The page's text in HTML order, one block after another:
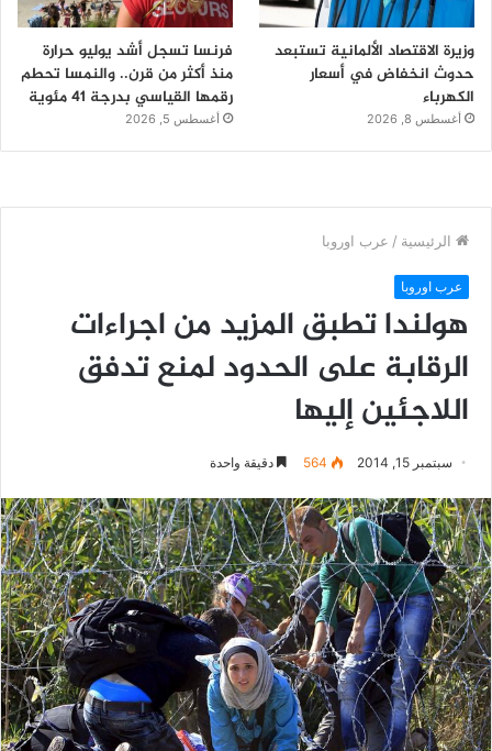
وزيرة الاقتصاد الألمانية تستبعد
حدوث انخفاض في أسعار
الكهرباء
أغسطس 8, 2026
فرنسا تسجل أشد يوليو حرارة
منذ أكثر من قرن.. والنمسا تحطم
رقمها القياسي بدرجة 41 مئوية
أغسطس 5, 2026